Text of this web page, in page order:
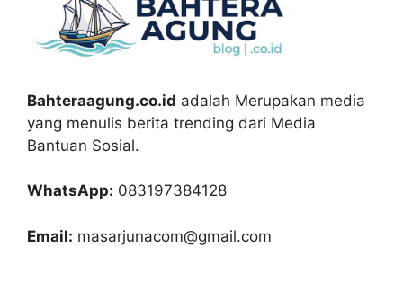
Bahteraagung.co.id adalah Merupakan media
yang menulis berita trending dari Media
Bantuan Sosial.
WhatsApp: 083197384128
Email: masarjunacom@gmail.com